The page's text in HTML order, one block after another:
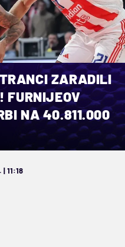
ZARADILI
FURNIJEOV
NA 40.811.000
11:18